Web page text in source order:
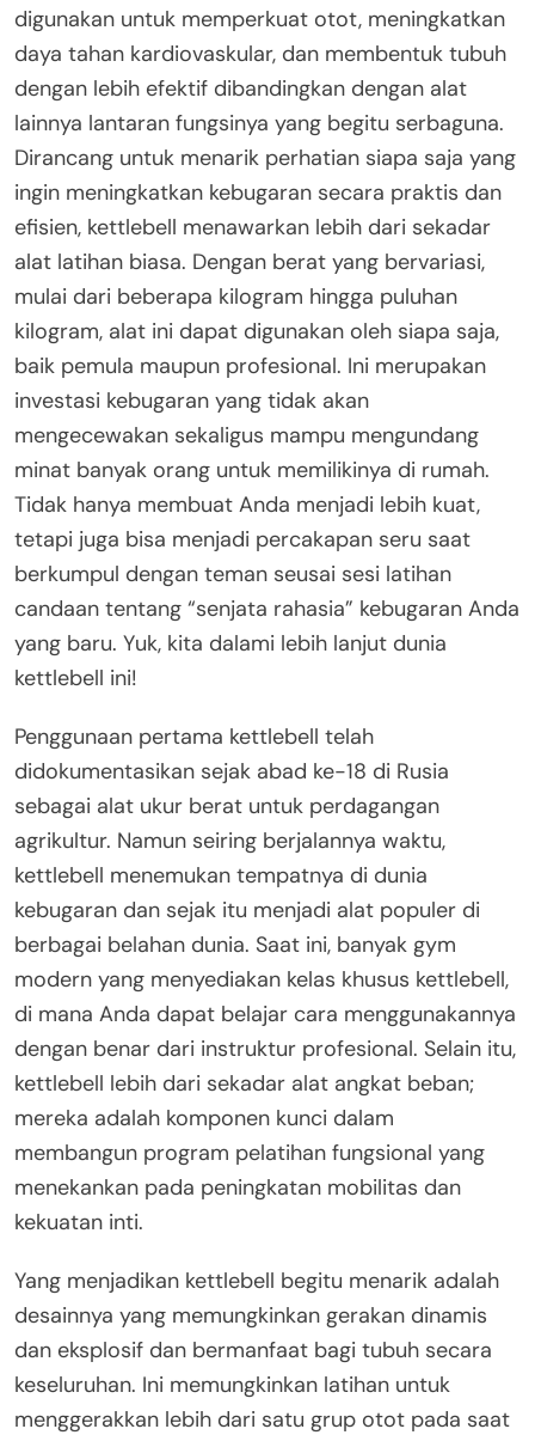
digunakan untuk memperkuat otot, meningkatkan
daya tahan kardiovaskular, dan membentuk tubuh
dengan lebih efektif dibandingkan dengan alat
lainnya lantaran fungsinya yang begitu serbaguna.
Dirancang untuk menarik perhatian siapa saja yang
ingin meningkatkan kebugaran secara praktis dan
efisien, kettlebell menawarkan lebih dari sekadar
alat latihan biasa. Dengan berat yang bervariasi,
mulai dari beberapa kilogram hingga puluhan
kilogram, alat ini dapat digunakan oleh siapa saja,
baik pemula maupun profesional. Ini merupakan
investasi kebugaran yang tidak akan
mengecewakan sekaligus mampu mengundang
minat banyak orang untuk memilikinya di rumah.
Tidak hanya membuat Anda menjadi lebih kuat,
tetapi juga bisa menjadi percakapan seru saat
berkumpul dengan teman seusai sesi latihan
candaan tentang “senjata rahasia” kebugaran Anda
yang baru. Yuk, kita dalami lebih lanjut dunia
kettlebell ini!
Penggunaan pertama kettlebell telah
didokumentasikan sejak abad ke-18 di Rusia
sebagai alat ukur berat untuk perdagangan
agrikultur. Namun seiring berjalannya waktu,
kettlebell menemukan tempatnya di dunia
kebugaran dan sejak itu menjadi alat populer di
berbagai belahan dunia. Saat ini, banyak gym
modern yang menyediakan kelas khusus kettlebell,
di mana Anda dapat belajar cara menggunakannya
dengan benar dari instruktur profesional. Selain itu,
kettlebell lebih dari sekadar alat angkat beban;
mereka adalah komponen kunci dalam
membangun program pelatihan fungsional yang
menekankan pada peningkatan mobilitas dan
kekuatan inti.
Yang menjadikan kettlebell begitu menarik adalah
desainnya yang memungkinkan gerakan dinamis
dan eksplosif dan bermanfaat bagi tubuh secara
keseluruhan. Ini memungkinkan latihan untuk
menggerakkan lebih dari satu grup otot pada saat